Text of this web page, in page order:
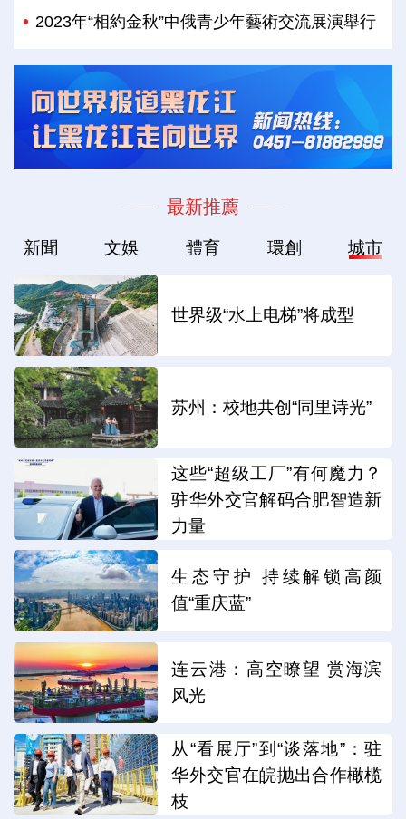
2023年“相約金秋”中俄青少年藝術交流展演舉行
最新推薦
新聞 文娛 體育 環創 城市
世界级“水上电梯”将成型
苏州：校地共创“同里诗光”
这些“超级工厂”有何魔力？
驻华外交官解码合肥智造新
力量
生态守护 持续解锁高颜
值“重庆蓝”
连云港：高空瞭望 赏海滨
风光
从“看展厅”到“谈落地”：驻
华外交官在皖抛出合作橄榄
枝